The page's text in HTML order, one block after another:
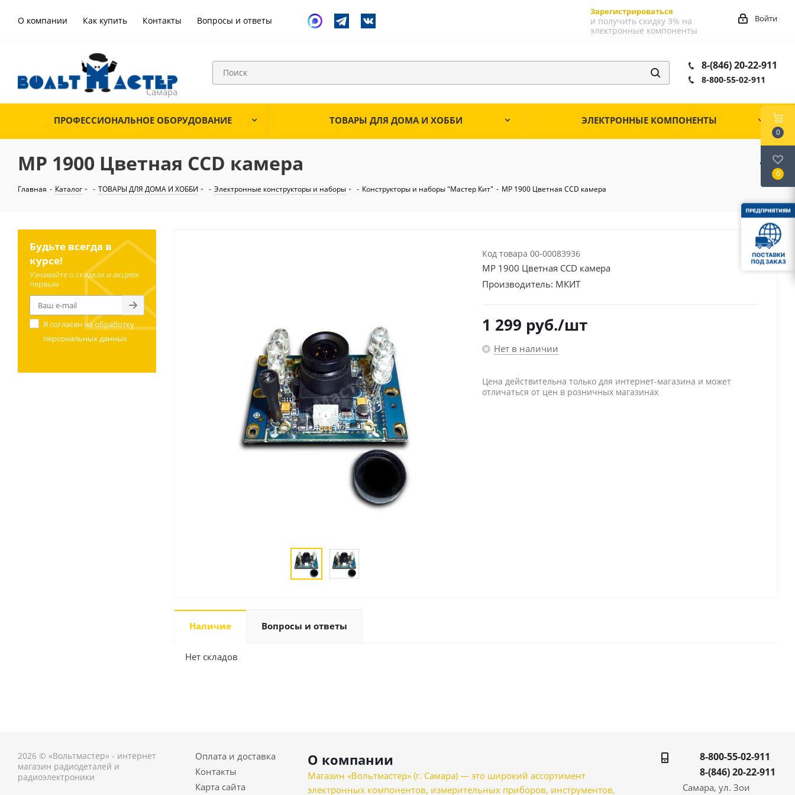
О компании Как купить Контакты Вопросы и ответы
Зарегистрироваться
и получить скидку 3% на
электронные компоненты
Войти
8-(846) 20-22-911
8-800-55-02-911
ПРОФЕССИОНАЛЬНОЕ ОБОРУДОВАНИЕ ТОВАРЫ ДЛЯ ДОМА И ХОББИ ЭЛЕКТРОННЫЕ КОМПОНЕНТЫ
MP 1900 Цветная CCD камера
Главная - Каталог - ТОВАРЫ ДЛЯ ДОМА И ХОББИ - Электронные конструкторы и наборы - Конструкторы и наборы "Мастер Кит" - MP 1900 Цветная CCD камера
Код товара 00-00083936
MP 1900 Цветная CCD камера
Производитель: МКИТ
1 299 руб./шт
Нет в наличии
Цена действительна только для интернет-магазина и может
отличаться от цен в розничных магазинах
Наличие Вопросы и ответы
Нет складов
Будьте всегда в
курсе!
Узнавайте о скидках и акциях
первым
Я согласен наобработку
персональных данных
2026 © «Вольтмастер» - интернет
магазин радиодеталей и
радиоэлектроники
Оплата и доставка
Контакты
Карта сайта
О компании
Магазин «Вольтмастер» (г. Самара) — это широкий ассортимент
электронных компонентов, измерительных приборов, инструментов,
8-800-55-02-911
8-(846) 20-22-911
Самара, ул. Зои
0
0